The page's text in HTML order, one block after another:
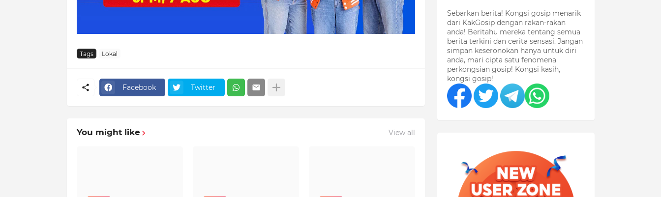
Tags Lokal
Facebook Twitter
You might like View all
Sebarkan berita! Kongsi gosip menarik
dari KakGosip dengan rakan-rakan
anda! Beritahu mereka tentang semua
berita terkini dan cerita sensasi. Jangan
simpan keseronokan hanya untuk diri
anda, mari cipta satu fenomena
perkongsian gosip! Kongsi kasih,
kongsi gosip!